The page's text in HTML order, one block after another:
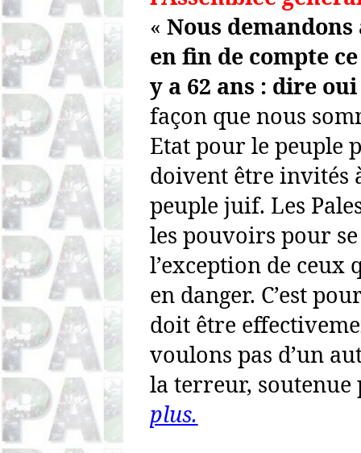
«Nous
en fin de compte
y a 62 ans : dire
façon que nous
Etatpour le peuple
doivent être
peuple juif. Les
les pouvoirs pour
l’exception de
en danger. C’est
doit être
voulons pas d’un
la terreur, soutenue
plus.